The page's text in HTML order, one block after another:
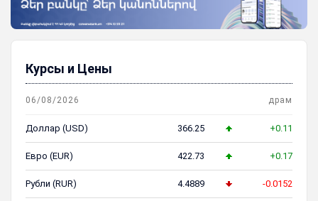
Курсы и Цены
06/08/2026 драм
Доллар (USD) 366.25 +0.11
Евро (EUR) 422.73 +0.17
Рубли (RUR) 4.4889 -0.0152